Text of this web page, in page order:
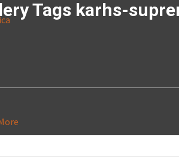
Tags karhs-